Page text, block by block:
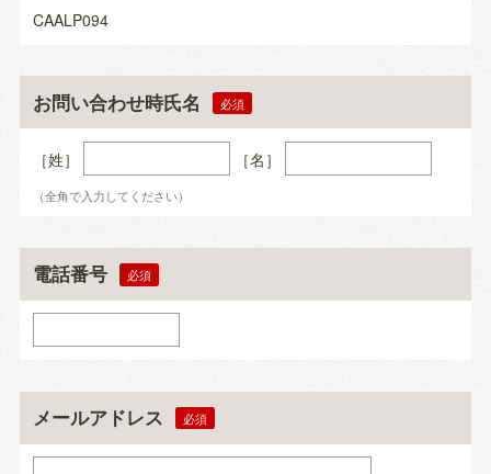
CAALP094
お問い合わせ時氏名
［姓］ ［名］
（全角で入力してください）
電話番号
メールアドレス